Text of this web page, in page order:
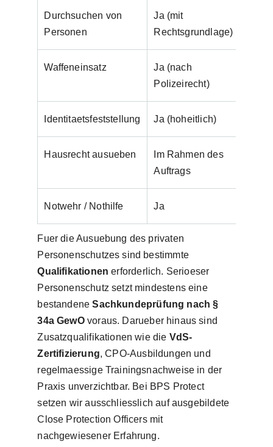
Durchsuchen von
Personen
Ja (mit
Rechtsgrundlage)
Waffeneinsatz
Ja (nach
Polizeirecht)
Identitaetsfeststellung Ja (hoheitlich)
Hausrecht ausueben
Im Rahmen des
Auftrags
Notwehr / Nothilfe Ja
Fuer die Ausuebung des privaten
Personenschutzes sind bestimmte
Qualifikationen erforderlich. Serioeser
Personenschutz setzt mindestens eine
bestandeneSachkundeprüfung nach §
34a GewOvoraus. Darueber hinaus sind
Zusatzqualifikationen wie die VdS-
Zertifizierung, CPO-Ausbildungen und
regelmaessige Trainingsnachweise in der
Praxis unverzichtbar. Bei BPS Protect
setzen wir ausschliesslich auf ausgebildete
Close Protection Officers mit
nachgewiesener Erfahrung.